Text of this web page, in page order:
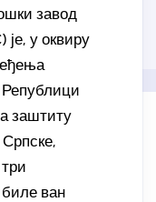
завод
у оквиру
заштиту
ван